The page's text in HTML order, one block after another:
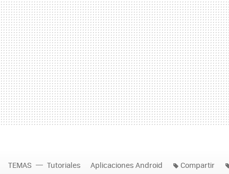
TEMAS Tutoriales Aplicaciones Android Compartir